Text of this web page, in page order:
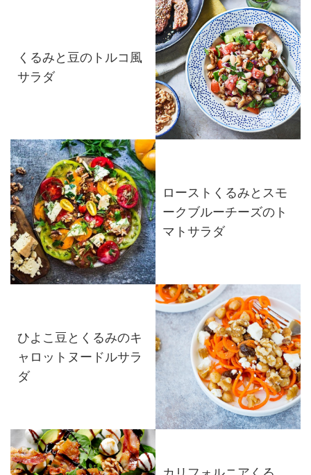
くるみと豆のトルコ風
サラダ
ローストくるみとスモ
ークブルーチーズのト
マトサラダ
ひよこ豆とくるみのキ
ャロットヌードルサラ
ダ